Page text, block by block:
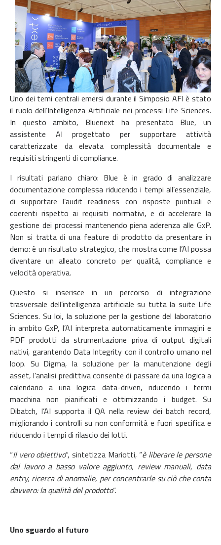
Uno dei temi centrali emersi durante il Simposio AFI è stato
il ruolo dell’Intelligenza Artificiale nei processi Life Sciences.
In questo ambito, Bluenext ha presentato Blue, un
assistente AI progettato per supportare attività
caratterizzate da elevata complessità documentale e
requisiti stringenti di compliance.
I risultati parlano chiaro: Blue è in grado di analizzare
documentazione complessa riducendo i tempi all’essenziale,
di supportare l’audit readiness con risposte puntuali e
coerenti rispetto ai requisiti normativi, e di accelerare la
gestione dei processi mantenendo piena aderenza alle GxP.
Non si tratta di una feature di prodotto da presentare in
demo: è un risultato strategico, che mostra come l’AI possa
diventare un alleato concreto per qualità, compliance e
velocità operativa.
Questo si inserisce in un percorso di integrazione
trasversale dell’intelligenza artificiale su tutta la suite Life
Sciences. Su Ioi, la soluzione per la gestione del laboratorio
in ambito GxP, l’AI interpreta automaticamente immagini e
PDF prodotti da strumentazione priva di output digitali
nativi, garantendo Data Integrity con il controllo umano nel
loop. Su Digma, la soluzione per la manutenzione degli
asset, l’analisi predittiva consente di passare da una logica a
calendario a una logica data-driven, riducendo i fermi
macchina non pianificati e ottimizzando i budget. Su
Dibatch, l’AI supporta il QA nella review dei batch record,
migliorando i controlli su non conformità e fuori specifica e
riducendo i tempi di rilascio dei lotti.
“Il vero obiettivo“, sintetizza Mariotti, “è liberare le persone
dal lavoro a basso valore aggiunto, review manuali, data
entry, ricerca di anomalie, per concentrarle su ciò che conta
davvero: la qualità del prodotto“.
Uno sguardo al futuro